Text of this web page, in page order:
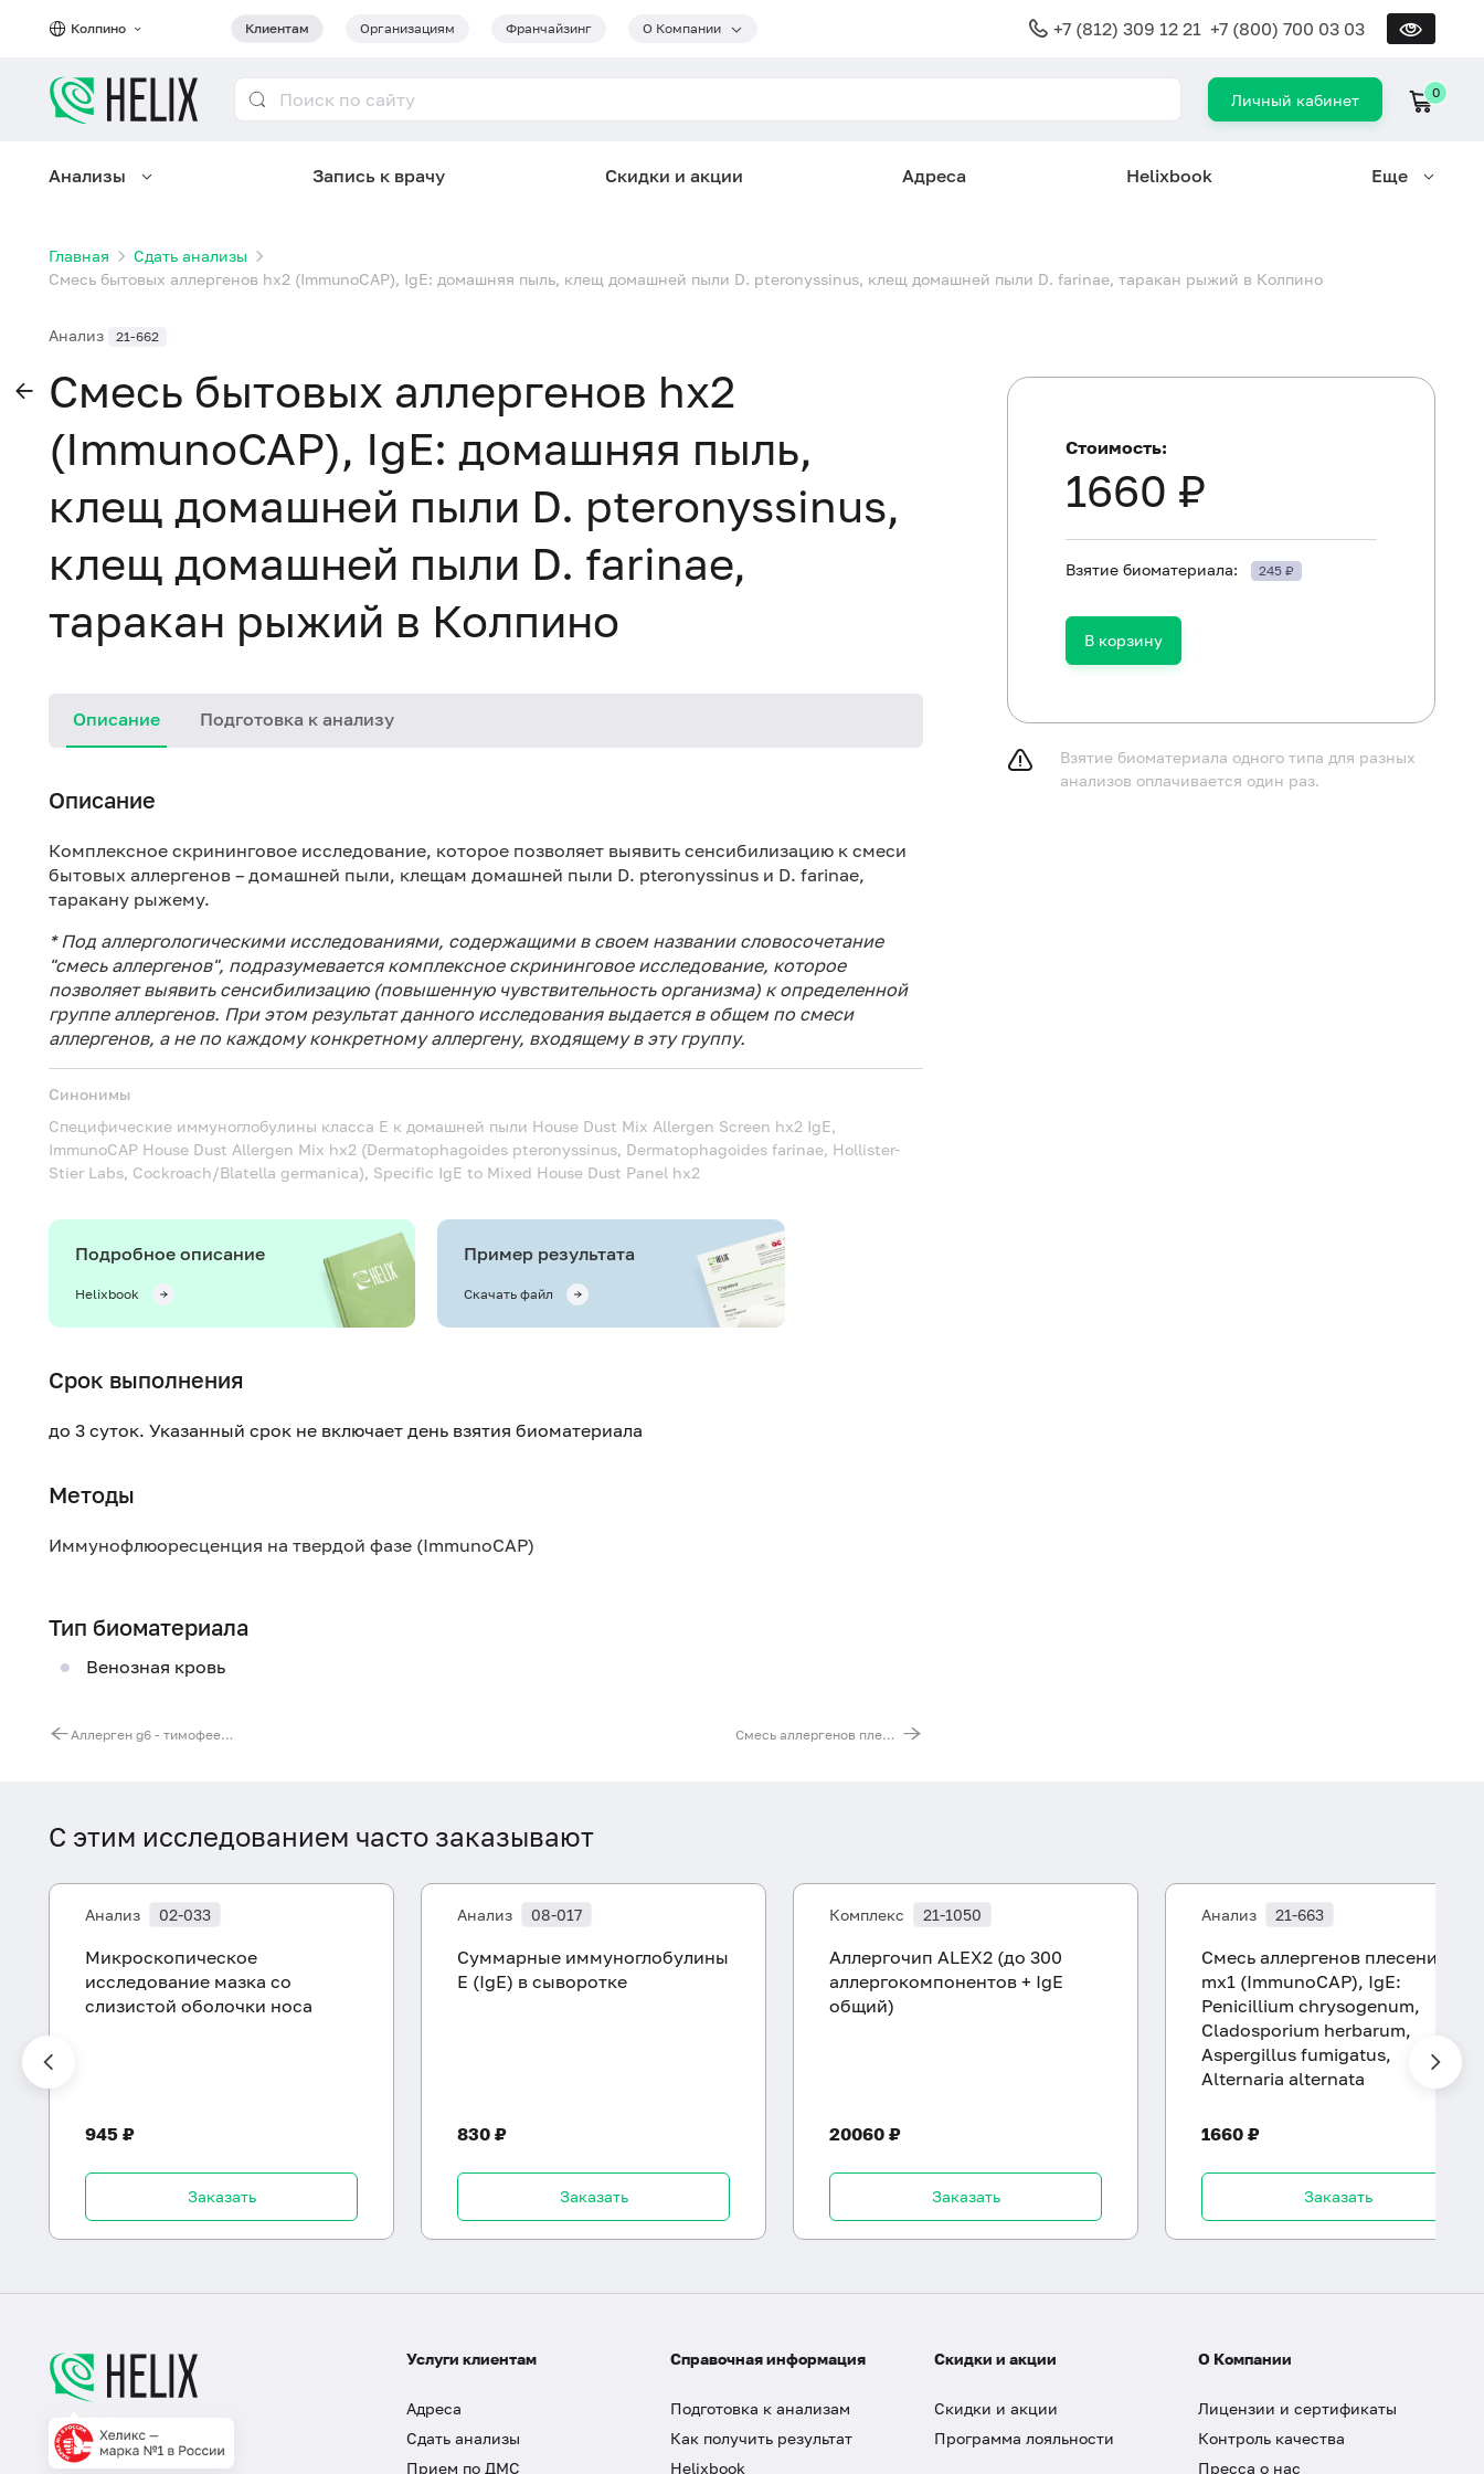
Колпино Клиентам Организациям Франчайзинг О Компании +7 (812) 309 12 21 +7 (800) 700 03 03
Личный кабинет 0
Анализы Запись к врачу Скидки и акции Адреса Helixbook Еще
Главная
Сдать анализы
Смесь бытовых аллергенов hx2 (ImmunoCAP), IgE: домашняя пыль, клещ домашней пыли D. pteronyssinus, клещ домашней пыли D. farinae, таракан рыжий в Колпино
Анализ 21-662
Смесь бытовых аллергенов hx2
(ImmunoCAP), IgE: домашняя пыль,
клещ домашней пыли D. pteronyssinus,
клещ домашней пыли D. farinae,
таракан рыжий в Колпино
Описание Подготовка к анализу
Описание
Комплексное скрининговое исследование, которое позволяет выявить сенсибилизацию к смеси
бытовых аллергенов – домашней пыли, клещам домашней пыли D. pteronyssinus и D. farinae,
таракану рыжему.
* Под аллергологическими исследованиями, содержащими в своем названии словосочетание
"смесь аллергенов", подразумевается комплексное скрининговое исследование, которое
позволяет выявить сенсибилизацию (повышенную чувствительность организма) к определенной
группе аллергенов. При этом результат данного исследования выдается в общем по смеси
аллергенов, а не по каждому конкретному аллергену, входящему в эту группу.
Синонимы
Специфические иммуноглобулины класса Е к домашней пыли House Dust Mix Allergen Screen hx2 IgE,
ImmunoCAP House Dust Allergen Mix hx2 (Dermatophagoides pteronyssinus, Dermatophagoides farinae, Hollister-
Stier Labs, Cockroach/Blatella germanica), Specific IgE to Mixed House Dust Panel hx2
Подробное описание
Helixbook
Пример результата
Скачать файл
Срок выполнения
до 3 суток. Указанный срок не включает день взятия биоматериала
Методы
Иммунофлюоресценция на твердой фазе (ImmunoCAP)
Тип биоматериала
Венозная кровь
Аллерген g6 - тимофеевка луговая, IgE (ImmunoCAP) Смесь аллергенов плесени mx1 (ImmunoCAP), IgE: Penicillium chrysogenum, Cladosporium herbarum, Aspergillus fumigatus, Alternaria alternata
Не курить в течение 30 минут до исследования.
Стоимость:
1660 ₽
Взятие биоматериала: 245 ₽
В корзину
Взятие биоматериала одного типа для разных
анализов оплачивается один раз.
С этим исследованием часто заказывают
Анализ 02-033
Микроскопическое
исследование мазка со
слизистой оболочки носа
945 ₽
Заказать
Анализ 08-017
Суммарные иммуноглобулины
E (IgE) в сыворотке
830 ₽
Заказать
Комплекс 21-1050
Аллергочип ALEX2 (до 300
аллергокомпонентов + IgE
общий)
20060 ₽
Заказать
Анализ 21-663
Смесь аллергенов плесени
mx1 (ImmunoCAP), IgE:
Penicillium chrysogenum,
Cladosporium herbarum,
Aspergillus fumigatus,
Alternaria alternata
1660 ₽
Заказать
Услуги клиентам
Адреса
Сдать анализы
Прием по ДМС
Справочная информация
Подготовка к анализам
Как получить результат
Helixbook
Скидки и акции
Скидки и акции
Программа лояльности
О Компании
Лицензии и сертификаты
Контроль качества
Пресса о нас